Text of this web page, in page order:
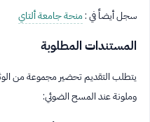
سجل أيضاً في :منحة جامعة ألتاي
المستندات المطلوبة
يتطلب التقديم تحضير مجموعة من
وملونة عند المسح الضوئي: